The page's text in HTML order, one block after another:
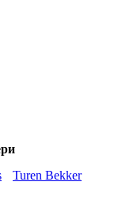
Turen Bekker